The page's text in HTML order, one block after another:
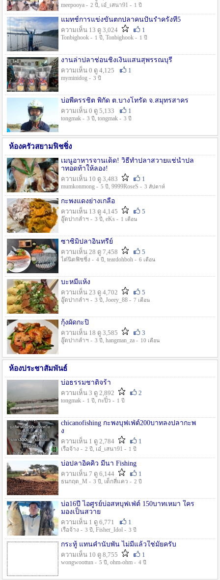
meepooya - 2 ปี , เอ๋_เสนา91 - 1 ปี
แมทช์การแข่งขั้นตกปลาคนปั้นรำครั้งที่5
ความเห็น 13 ดู 3,024
1
Tonbighook - 1 ปี , Tonbighook - 1 ปี
งานล่าปลาช่อนชิงเงินแสนสุพรรณบุรี
ความเห็น 0 ดู 4,125
1
myminidog - 3 ปี
บ่อพี่ครรชิต พิกัด ต.บางโทรัด จ.สมุทรสาคร
ความเห็น 0 ดู 5,133
1
tongmak - 3 ปี , tongmak - 3 ปี
ห้องครัวสยามฟิชชิ่ง
เมนูอาหารจานเด็ด! วิธีทำปลาสวายแช่น้ำปล
าทอดท้าให้ลอง!
ความเห็น 10 ดู 3,483
1
mumkonmong - 5 ปี , 9999RoseS - 3 สัปดาห์
กะพงแดงย่างเกลือ
ความเห็น 13 ดู 4,145
5
อู๊ดปากลำฯ - 3 ปี , eKs - 1 เดือน
ซาซิมิปลาอินทรีย์
ความเห็น 28 ดู 7,458
5
ไต๋นิตฟิชชิ่ง - 4 ปี , teardohboh - 6 เดือน
บะหมี่แห้ง
ความเห็น 23 ดู 4,702
5
อู๊ดปากลำฯ - 3 ปี , Joeey_88 - 7 เดือน
กุ้งผัดกะปิ
ความเห็น 18 ดู 3,585
3
อู๊ดปากลำฯ - 3 ปี , hangman_za - 10 เดือน
ห้องประชาสัมพันธ์
บ่อธรรมชาติจร้า
ความเห็น 3 ดู 2,892
2
tongmak - 1 ปี , กะปิ๋ว - 1 ปี
chicanofishing กะพงบุฟเฟ่ต์200บาทลงปลากะพ
ง
ความเห็น 1 ดู 2,784
1
เรือจ้าง - 2 ปี , เอ๋_เสนา91 - 1 ปี
บ่อปลาอิคคิว มีนา Fishing
ความเห็น 7 ดู 6,144
1
ธนกฤต_M - 3 ปี , เด็กสี่แคว - 2 ปี
บ่อ16ปี ไอศูรย์บ่อสหบุฟเฟ่ต์ 150บาทเหมา ใคร
มองเป็นสวาย
ความเห็น 1 ดู 6,771
1
เรือจ้าง - 3 ปี , Fisher_Idol - 3 ปี
กระทู้ แทนคำนับพัน ไม่มีแล้วใช่มั๊ยครับ
ความเห็น 10 ดู 8,755
1
wongwoottun - 5 ปี , ohm-ohm - 4 ปี